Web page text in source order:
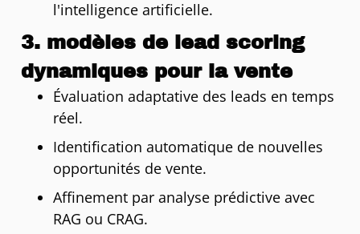
l'intelligence artificielle.
3. modèles de lead scoring
dynamiques pour la vente
Évaluation adaptative des leads en temps
réel.
Identification automatique de nouvelles
opportunités de vente.
Affinement par analyse prédictive avec
RAG ou CRAG.